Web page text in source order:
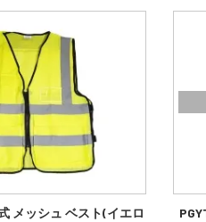
メッシュ ベスト(イエロ